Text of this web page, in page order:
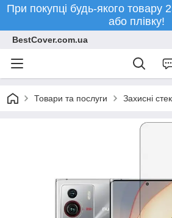
При покупці будь-якого товару
або плівку!
BestCover.com.ua
Товари та послуги Захисні